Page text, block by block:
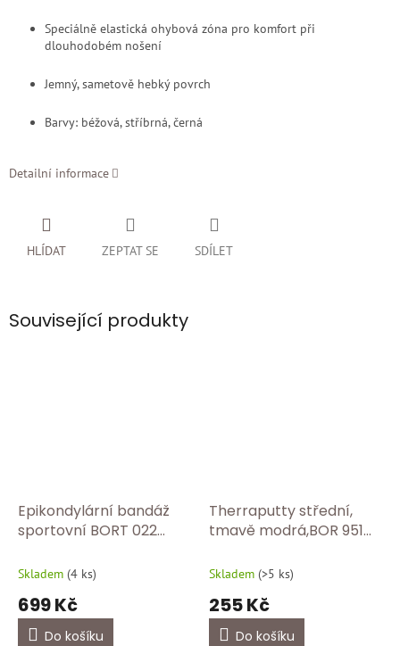
Speciálně elastická ohybová zóna pro komfort při
dlouhodobém nošení
Jemný, sametově hebký povrch
Barvy: béžová, stříbrná, černá
Detailní informace
ZEPTAT SE
HLÍDAT SDÍLET
Související produkty
Epikondylární bandáž
sportovní BORT 022
Skladem (4 ks)
699 Kč
Do košíku
Therraputty střední,
tmavě modrá,BOR 951
Skladem (>5 ks)
255 Kč
Do košíku